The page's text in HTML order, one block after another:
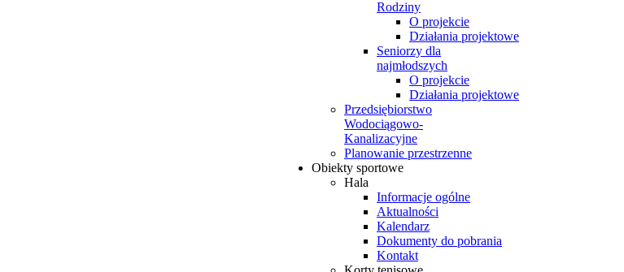
Rodziny
O projekcie
Działania projektowe
Seniorzy dla
najmłodszych
O projekcie
Działania projektowe
Przedsiębiorstwo
Wodociągowo-
Kanalizacyjne
Planowanie przestrzenne
Obiekty sportowe
Hala
Informacje ogólne
Aktualności
Kalendarz
Dokumenty do pobrania
Kontakt